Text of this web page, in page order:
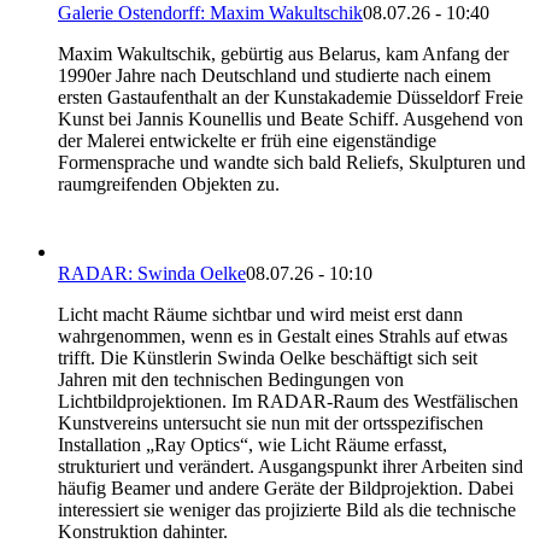
Galerie Ostendorff: Maxim Wakultschik08.07.26 - 10:40
Maxim Wakultschik, gebürtig aus Belarus, kam Anfang der
1990er Jahre nach Deutschland und studierte nach einem
ersten Gastaufenthalt an der Kunstakademie Düsseldorf Freie
Kunst bei Jannis Kounellis und Beate Schiff. Ausgehend von
der Malerei entwickelte er früh eine eigenständige
Formensprache und wandte sich bald Reliefs, Skulpturen und
raumgreifenden Objekten zu.
RADAR: Swinda Oelke08.07.26 - 10:10
Licht macht Räume sichtbar und wird meist erst dann
wahrgenommen, wenn es in Gestalt eines Strahls auf etwas
trifft. Die Künstlerin Swinda Oelke beschäftigt sich seit
Jahren mit den technischen Bedingungen von
Lichtbildprojektionen. Im RADAR-Raum des Westfälischen
Kunstvereins untersucht sie nun mit der ortsspezifischen
Installation „Ray Optics“, wie Licht Räume erfasst,
strukturiert und verändert. Ausgangspunkt ihrer Arbeiten sind
häufig Beamer und andere Geräte der Bildprojektion. Dabei
interessiert sie weniger das projizierte Bild als die technische
Konstruktion dahinter.